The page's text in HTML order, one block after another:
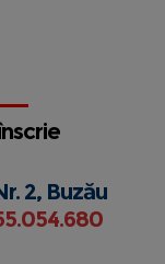
2, Buzău